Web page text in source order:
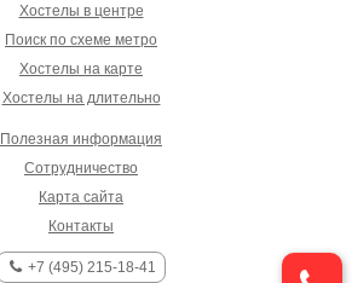
Хостелы в центре
Поиск по схеме метро
Хостелы на карте
Хостелы на длительно
Полезная информация
Сотрудничество
Карта сайта
Контакты
+7 (495) 215-18-41